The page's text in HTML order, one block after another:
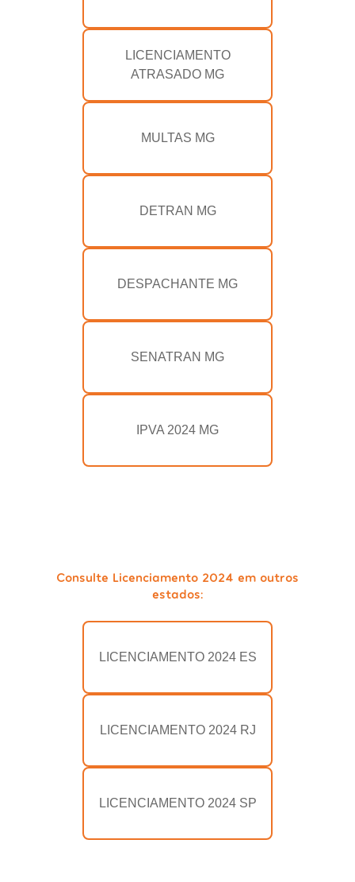
LICENCIAMENTO
ATRASADO MG
MULTAS MG
DETRAN MG
DESPACHANTE MG
SENATRAN MG
IPVA 2024 MG
Consulte Licenciamento 2024 em outros
estados:
LICENCIAMENTO 2024 ES
LICENCIAMENTO 2024 RJ
LICENCIAMENTO 2024 SP